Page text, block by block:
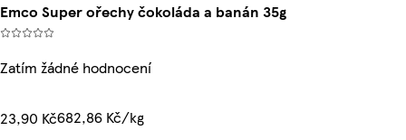
Emco Super ořechy čokoláda a banán 35g
Zatím žádné hodnocení
23,90 Kč682,86 Kč/kg